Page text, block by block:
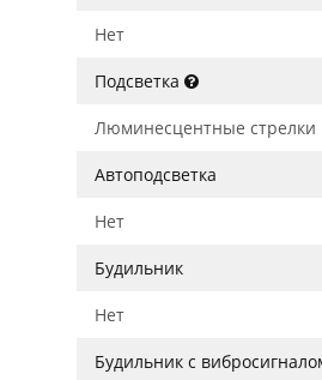
Нет
Подсветка
Люминесцентные стрелки
Автоподсветка
Нет
Будильник
Нет
Будильник с